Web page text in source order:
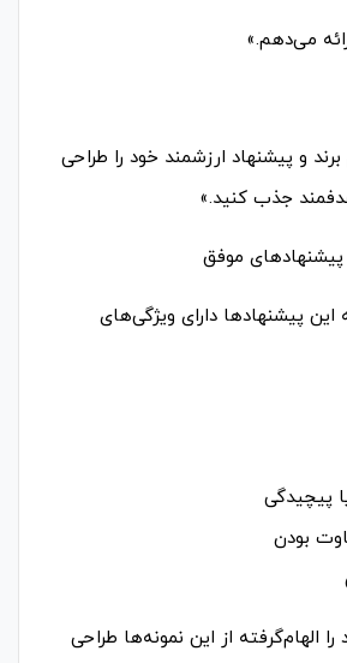
می‌دهم.»
و پیشنهاد ارزشمند خود را طراحی
جذب کنید.»
موفق
پیشنهادها دارای ویژگی‌های
پیچیدگی
بودن
الهام‌گرفته از این نمونه‌ها طراحی